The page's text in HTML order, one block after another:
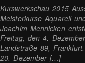
Kurswerkschau 2015
Meisterkurse Aquarell
Joachim Mennicken
Freitag, den 4.
Landstraße 89,
20. Dezember […]